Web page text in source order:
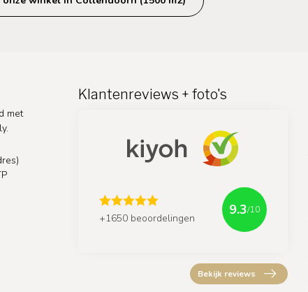
met
Klantenreviews + foto's
+1650 beoordelingen
9.3/10
Bekijk reviews